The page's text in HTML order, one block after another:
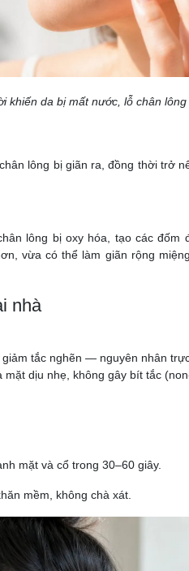
khiến da bị mất nước, lỗ chân lông
lông bị giãn ra, đồng thời trở
lông bị oxy hóa, tạo các đốm
vừa có thể làm giãn rộng
nhà
tắc nghẽn — nguyên nhân
dịu nhẹ, không gây bít tắc
mặt và cổ trong 30–60 giây.
mềm, không chà xát.